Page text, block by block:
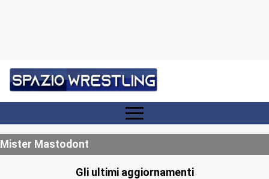
Mister Mastodont
Gli ultimi aggiornamenti